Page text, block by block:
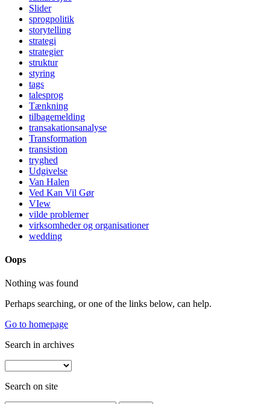
Slider
sprogpolitik
storytelling
strategi
strategier
struktur
styring
tags
talesprog
Tænkning
tilbagemelding
transakationsanalyse
Transformation
transistion
tryghed
Udgivelse
Van Halen
Ved Kan Vil Gør
VIew
vilde problemer
virksomheder og organisationer
wedding
Oops
Nothing was found
Perhaps searching, or one of the links below, can help.
Go to homepage
Search in archives
Search on site